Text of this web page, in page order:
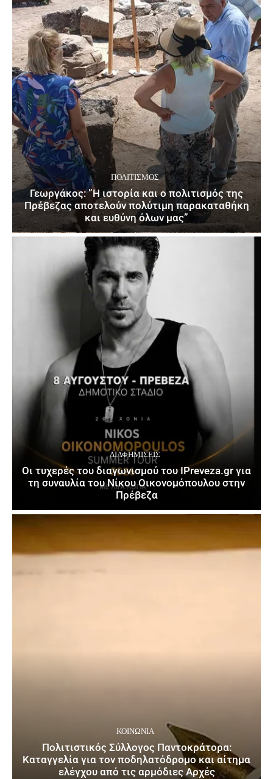
ΠΟΛΙΤΙΣΜΌΣ
Γεωργάκος: ”Η ιστορία και ο πολιτισμός της
Πρέβεζας αποτελούν πολύτιμη παρακαταθήκη
και ευθύνη όλων μας”
ΔΙΑΦΗΜΊΣΕΙΣ
Οι τυχερές του διαγωνισμού του IPreveza.gr για
τη συναυλία του Νίκου Οικονομόπουλου στην
Πρέβεζα
ΚΟΙΝΩΝΙΑ
Πολιτιστικός Σύλλογος Παντοκράτορα:
Καταγγελία για τον ποδηλατόδρομο και αίτημα
ελέγχου από τις αρμόδιες Αρχές